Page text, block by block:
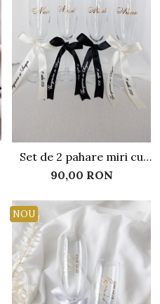
Set de 2 pahare miri cu
panglica personalizata
90,00 RON
NOU